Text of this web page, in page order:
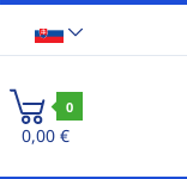
0
0,00 €